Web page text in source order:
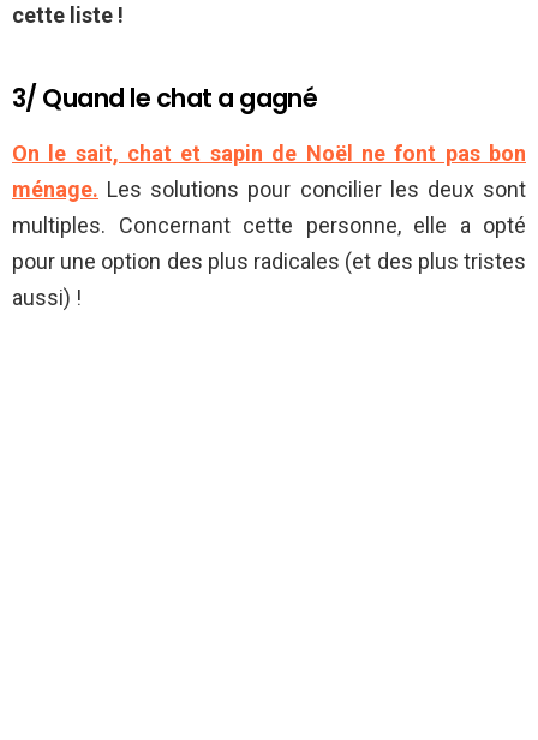
cette liste !
3/ Quand le chat a gagné
On le sait, chat et sapin de Noël ne font pas bon
ménage. Les solutions pour concilier les deux sont
multiples. Concernant cette personne, elle a opté
pour une option des plus radicales (et des plus tristes
aussi) !